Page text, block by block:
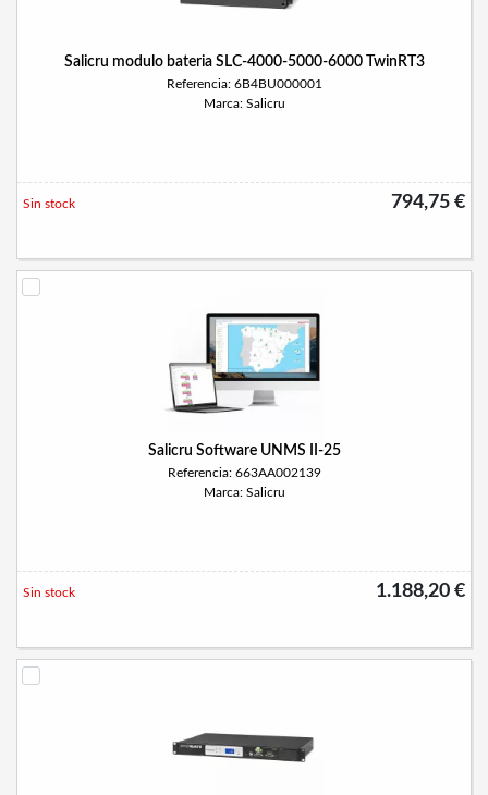
Salicru modulo bateria SLC-4000-5000-6000 TwinRT3
Referencia: 6B4BU000001
Marca: Salicru
794,75 €
Sin stock
Salicru Software UNMS II-25
Referencia: 663AA002139
Marca: Salicru
1.188,20 €
Sin stock